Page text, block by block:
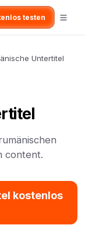
testen
Untertitel
content.
kostenlos